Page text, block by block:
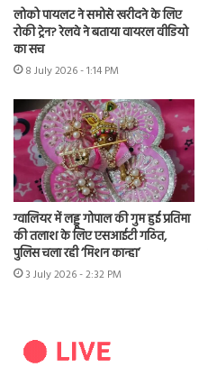
लोको पायलट ने समोसे खरीदने के लिए
रोकी ट्रेन? रेलवे ने बताया वायरल वीडियो
का सच
8 July 2026 - 1:14 PM
ग्वालियर में लड्डू गोपाल की गुम हुई प्रतिमा
की तलाश के लिए एसआईटी गठित,
पुलिस चला रही ‘मिशन कान्हा’
3 July 2026 - 2:32 PM